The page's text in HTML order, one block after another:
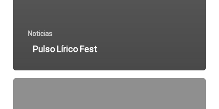
Noticias
Pulso Lírico Fest